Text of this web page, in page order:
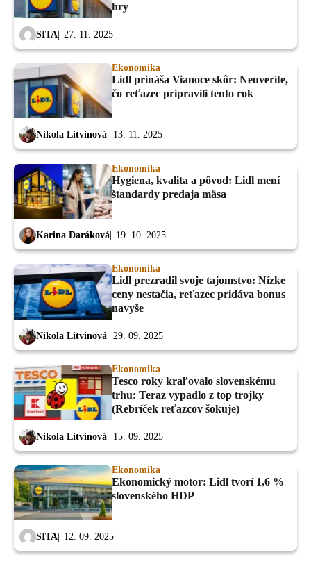
hry
SITA 27. 11. 2025
Ekonomika
Lidl prináša Vianoce skôr: Neuveríte,
čo reťazec pripravili tento rok
Nikola Litvinová 13. 11. 2025
Ekonomika
Hygiena, kvalita a pôvod: Lidl mení
štandardy predaja mäsa
Karina Daráková 19. 10. 2025
Ekonomika
Lidl prezradil svoje tajomstvo: Nízke
ceny nestačia, reťazec pridáva bonus
navyše
Nikola Litvinová 29. 09. 2025
Ekonomika
Tesco roky kraľovalo slovenskému
trhu: Teraz vypadlo z top trojky
(Rebríček reťazcov šokuje)
Nikola Litvinová 15. 09. 2025
Ekonomika
Ekonomický motor: Lidl tvorí 1,6 %
slovenského HDP
SITA 12. 09. 2025